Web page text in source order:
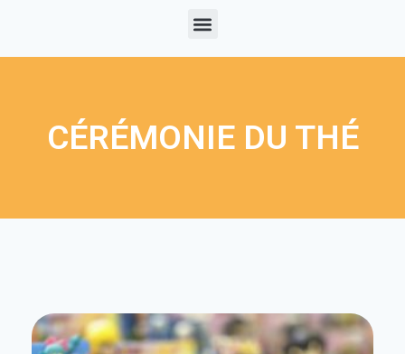
CÉRÉMONIE DU THÉ